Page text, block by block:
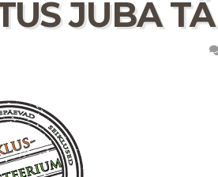
JUBA